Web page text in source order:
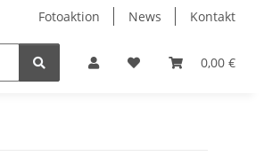
Fotoaktion News Kontakt
0,00 €
Nützliches Ersatzteile